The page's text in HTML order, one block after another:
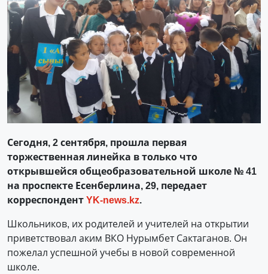
Сегодня, 2 сентября, прошла первая
торжественная линейка в только что
открывшейся общеобразовательной школе № 41
на проспекте Есенберлина, 29, передает
корреспондентYK-news.kz.
Школьников, их родителей и учителей на открытии
приветствовал аким ВКО Нурымбет Сактаганов. Он
пожелал успешной учебы в новой современной
школе.